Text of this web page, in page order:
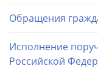
Обращения
Исполнение
Российской